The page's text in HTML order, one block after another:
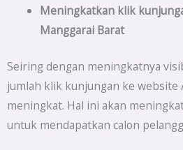
Meningkatkan klik
Manggarai Barat
Seiring dengan meningkatnya
jumlah klik kunjungan ke website
meningkat. Hal ini akan
untuk mendapatkan calon